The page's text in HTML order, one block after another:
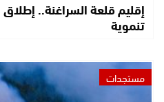
إقليم قلعة السراغنة..
تنموية
مستجدات